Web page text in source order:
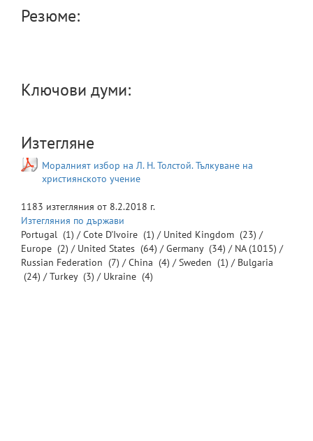
Резюме:
Ключови думи:
Изтегляне
Моралният избор на Л. Н. Толстой. Тълкуване на
християнското учение
1183 изтегляния от 8.2.2018 г.
Изтегляния по държави
Portugal (1) /Cote D'Ivoire (1) / United Kingdom (23) /
Europe (2) / United States (64) /Germany (34) / NA(1015) /
Russian Federation (7) /China (4) /Sweden (1) / Bulgaria
(24) /Turkey (3) / Ukraine (4)